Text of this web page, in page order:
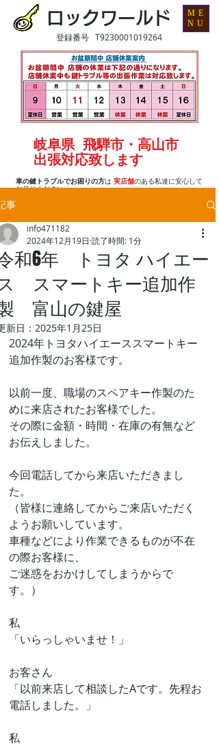
ロックワールド
車の鍵トラブルでお困りの方は 実店舗のある私達に安心して
お任せください
岐阜県 飛騨市・高山市
出張対応致します
登録番号 T9230001019264
ME
NU
事
和6年 トヨタ ハイエー
スマートキー追加作
富山の鍵屋
info471182
2024年12月19日 読了時間: 1分
新日： 2025年1月25日
2024年トヨタハイエーススマートキー
追加作製のお客様です。
以前一度、職場のスペアキー作製のた
めに来店されたお客様でした。
その際に金額・時間・在庫の有無など
お伝えしました。
今回電話してから来店いただきまし
た。
（皆様に連絡してからご来店いただく
ようお願いしています。
車種などにより作業できるものが不在
の際お客様に、
ご迷惑をおかけしてしまうからで
す。）
私
「いらっしゃいませ！」
お客さん
「以前来店して相談したAです。先程お
電話しました。」
私